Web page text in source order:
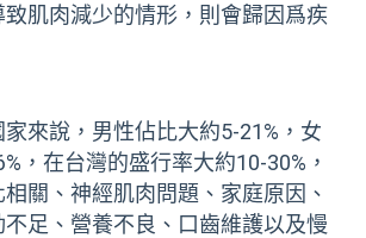
肌肉減少的情形，則會歸因爲疾
來說，男性佔比大約5-21%，女
，在台灣的盛行率大約10-30%，
關、神經肌肉問題、家庭原因、
足、營養不良、口齒維護以及慢